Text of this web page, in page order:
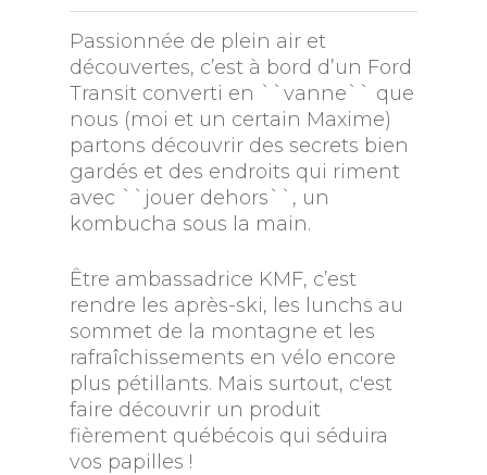
Passionnée de plein air et
découvertes, c’est à bord d’un Ford
Transit converti en ``vanne`` que
nous (moi et un certain Maxime)
partons découvrir des secrets bien
gardés et des endroits qui riment
avec ``jouer dehors``, un
kombucha sous la main.
Être ambassadrice KMF, c’est
rendre les après-ski, les lunchs au
sommet de la montagne et les
rafraîchissements en vélo encore
plus pétillants. Mais surtout, c'est
faire découvrir un produit
fièrement québécois qui séduira
vos papilles !